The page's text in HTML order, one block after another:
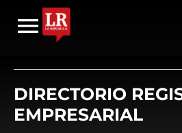
DIRECTORIO
EMPRESARIAL